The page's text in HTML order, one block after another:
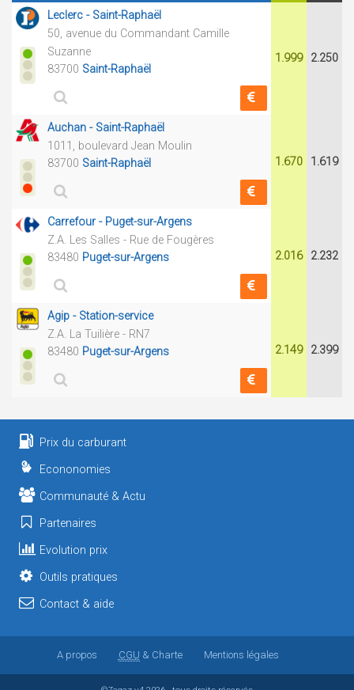
Leclerc - Saint-Raphaël
50, avenue du Commandant Camille
Suzanne
83700 Saint-Raphaël
1.999 2.250
Auchan - Saint-Raphaël
1011, boulevard Jean Moulin
83700 Saint-Raphaël 1.670 1.619
Carrefour - Puget-sur-Argens
Z.A. Les Salles - Rue de Fougères
83480 Puget-sur-Argens 2.016 2.232
Agip - Station-service
Z.A. La Tuilière - RN7
83480 Puget-sur-Argens 2.149 2.399
Prix du carburant
Econonomies
Communauté & Actu
Partenaires
Evolution prix
Outils pratiques
Contact & aide
A propos CGU & Charte Mentions légales